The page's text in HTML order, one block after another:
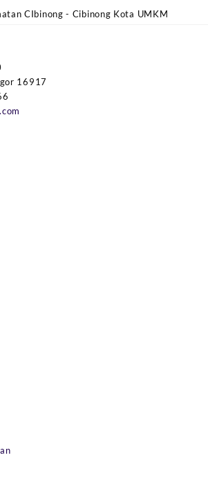
CIbinong - Cibinong Kota UMKM
16917